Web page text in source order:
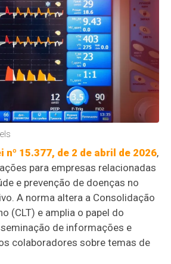
nº 15.377, de 2 de abril de 2026,
para empresas relacionadas
e prevenção de doenças no
A norma altera a Consolidação
(CLT) e amplia o papel do
de informações e
colaboradores sobre temas de